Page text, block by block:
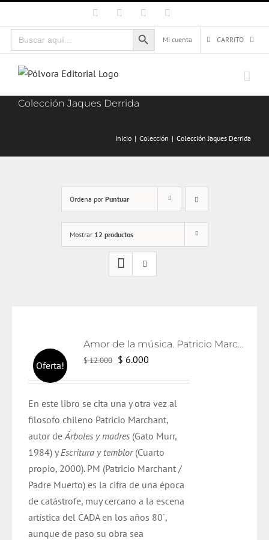
al
contenido
Facebook Instagram
Buscar:
Botón de búsqueda
Mi cuenta
CARRITO
Colección Jaques Derrida
Inicio Colección Colección Jaques Derrida
Ordena por Puntuar
Mostrar 12 productos
Oferta!
Amor de la música. Patricio Marchant.
$12.000 El
era:
$ 12.000.
$ 6.000
es:
$ 6.000.
En este libro se cita una y otra vez al
filosofo chileno Patricio Marchant,
autor deÁrboles y madres (Gato Murr,
1984) yEscritura y temblor(Cuarto
propio, 2000). PM (Patricio Marchant /
Padre Muerto) es la cifra de una época
de catástrofe, muy cercano a la escena
artística del CADA en los años 80´,
aunque de paso su obra sea